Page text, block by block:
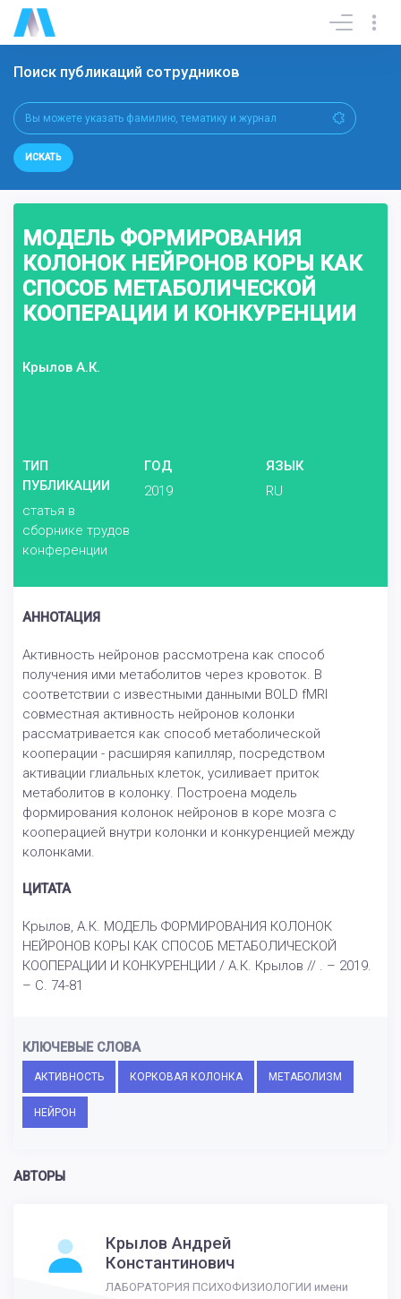
Поиск публикаций сотрудников
ИСКАТЬ
МОДЕЛЬ ФОРМИРОВАНИЯ
КОЛОНОК НЕЙРОНОВ КОРЫ КАК
СПОСОБ МЕТАБОЛИЧЕСКОЙ
КООПЕРАЦИИ И КОНКУРЕНЦИИ
Крылов А.К.
ТИП
ПУБЛИКАЦИИ
статья в
сборнике трудов
конференции
ГОД
2019
ЯЗЫК
RU
АННОТАЦИЯ
Активность нейронов рассмотрена как способ
получения ими метаболитов через кровоток. В
соответствии с известными данными BOLD fMRI
совместная активность нейронов колонки
рассматривается как способ метаболической
кооперации - расширяя капилляр, посредством
активации глиальных клеток, усиливает приток
метаболитов в колонку. Построена модель
формирования колонок нейронов в коре мозга с
кооперацией внутри колонки и конкуренцией между
колонками.
ЦИТАТА
Крылов, А.К. МОДЕЛЬ ФОРМИРОВАНИЯ КОЛОНОК
НЕЙРОНОВ КОРЫ КАК СПОСОБ МЕТАБОЛИЧЕСКОЙ
КООПЕРАЦИИ И КОНКУРЕНЦИИ / А.К. Крылов // . – 2019.
– С. 74-81
КЛЮЧЕВЫЕ СЛОВА
АКТИВНОСТЬ КОРКОВАЯ КОЛОНКА МЕТАБОЛИЗМ
НЕЙРОН
АВТОРЫ
Крылов Андрей
Константинович
ЛАБОРАТОРИЯ ПСИХОФИЗИОЛОГИИ имени